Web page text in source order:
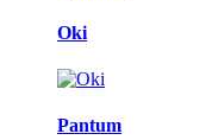
Oki
Pantum